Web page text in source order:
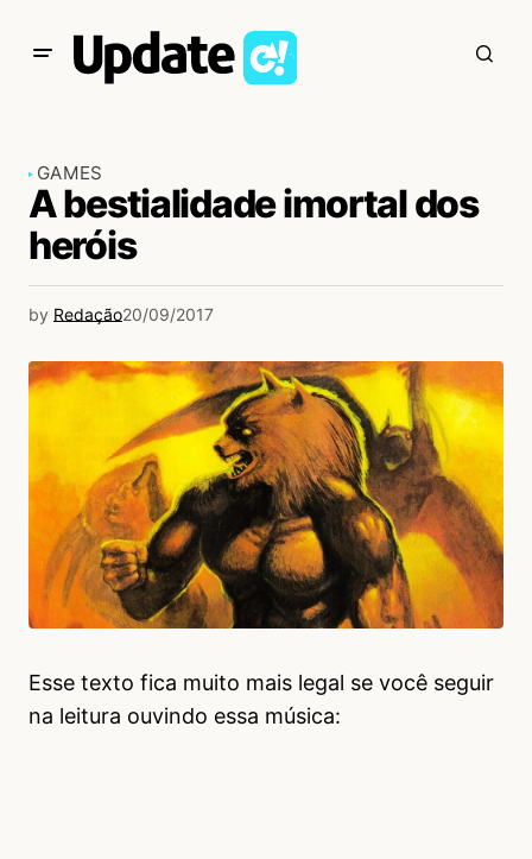
GAMES
A bestialidade imortal dos
heróis
by Redação20/09/2017
Esse texto fica muito mais legal se você seguir
na leitura ouvindo essa música: